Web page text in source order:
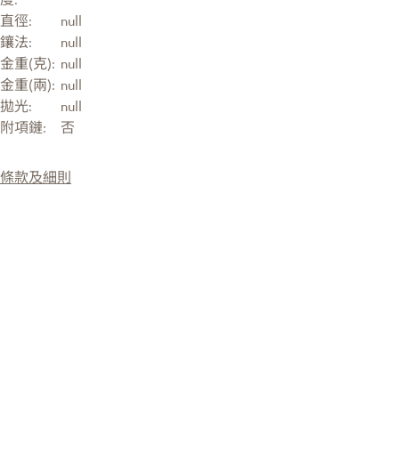
直徑:
null
鑲法:
null
金重(克): null
金重(兩): null
拋光:
null
附項鏈:
否
條款及細則